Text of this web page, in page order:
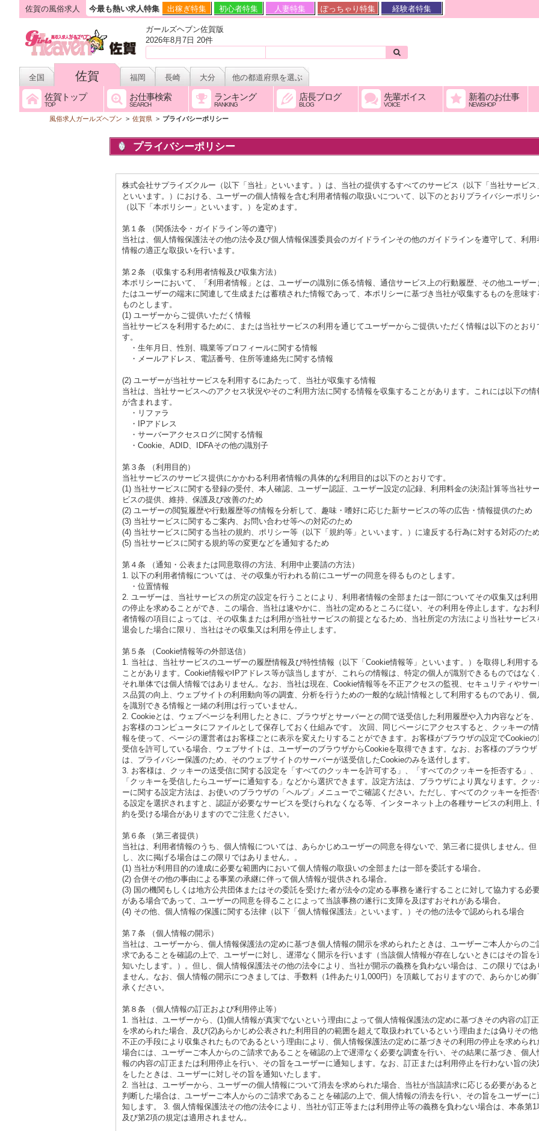
佐賀の風俗求人 今最も熱い求人特集 出稼ぎ特集 初心者特集 人妻特集 ぽっちゃり特集 経験者特集
ガールズヘブン佐賀版
2026年8月7日 20件
全国 佐賀 福岡 長崎 大分 他の都道府県を選ぶ
佐賀トップ
TOP
お仕事検索
SEARCH
ランキング
RANKING
店長ブログ
BLOG
先輩ボイス
VOICE
新着のお仕事
NEWSHOP
風俗求人ガールズヘブン > 佐賀県 > プライバシーポリシー
プライバシーポリシー
株式会社サプライズクルー（以下「当社」といいます。）は、当社の提供するすべてのサービス（以下「当社サービス
といいます。）における、ユーザーの個人情報を含む利用者情報の取扱いについて、以下のとおりプライバシーポリシ
（以下「本ポリシー」といいます。）を定めます。
第１条 （関係法令・ガイドライン等の遵守）
当社は、個人情報保護法その他の法令及び個人情報保護委員会のガイドラインその他のガイドラインを遵守して、利用
情報の適正な取扱いを行います。
第２条 （収集する利用者情報及び収集方法）
本ポリシーにおいて、「利用者情報」とは、ユーザーの識別に係る情報、通信サービス上の行動履歴、その他ユーザー
たはユーザーの端末に関連して生成または蓄積された情報であって、本ポリシーに基づき当社が収集するものを意味す
ものとします。
(1) ユーザーからご提供いただく情報
当社サービスを利用するために、または当社サービスの利用を通じてユーザーからご提供いただく情報は以下のとおり
す。
・生年月日、性別、職業等プロフィールに関する情報
・メールアドレス、電話番号、住所等連絡先に関する情報
(2) ユーザーが当社サービスを利用するにあたって、当社が収集する情報
当社は、当社サービスへのアクセス状況やそのご利用方法に関する情報を収集することがあります。これには以下の情
が含まれます。
・リファラ
・IPアドレス
・サーバーアクセスログに関する情報
・Cookie、ADID、IDFAその他の識別子
第３条 （利用目的）
当社サービスのサービス提供にかかわる利用者情報の具体的な利用目的は以下のとおりです。
(1) 当社サービスに関する登録の受付、本人確認、ユーザー認証、ユーザー設定の記録、利用料金の決済計算等当社サー
ビスの提供、維持、保護及び改善のため
(2) ユーザーの閲覧履歴や行動履歴等の情報を分析して、趣味・嗜好に応じた新サービスの等の広告・情報提供のため
(3) 当社サービスに関するご案内、お問い合わせ等への対応のため
(4) 当社サービスに関する当社の規約、ポリシー等（以下「規約等」といいます。）に違反する行為に対する対応のため
(5) 当社サービスに関する規約等の変更などを通知するため
第４条 （通知・公表または同意取得の方法、利用中止要請の方法）
1. 以下の利用者情報については、その収集が行われる前にユーザーの同意を得るものとします。
・位置情報
2. ユーザーは、当社サービスの所定の設定を行うことにより、利用者情報の全部または一部についてその収集又は利用
の停止を求めることができ、この場合、当社は速やかに、当社の定めるところに従い、その利用を停止します。なお利
者情報の項目によっては、その収集または利用が当社サービスの前提となるため、当社所定の方法により当社サービス
退会した場合に限り、当社はその収集又は利用を停止します。
第５条 （Cookie情報等の外部送信）
1. 当社は、当社サービスのユーザーの履歴情報及び特性情報（以下「Cookie情報等」といいます。）を取得し利用する
ことがあります。Cookie情報やIPアドレス等が該当しますが、これらの情報は、特定の個人が識別できるものではなく
それ単体では個人情報ではありません。なお、当社は現在、Cookie情報等を不正アクセスの監視、セキュリティやサー
ス品質の向上、ウェブサイトの利用動向等の調査、分析を行うための一般的な統計情報として利用するものであり、個
を識別できる情報と一緒の利用は行っていません。
2. Cookieとは、ウェブページを利用したときに、ブラウザとサーバーとの間で送受信した利用履歴や入力内容などを、
お客様のコンピュータにファイルとして保存しておく仕組みです。 次回、同じページにアクセスすると、クッキーの情
報を使って、ページの運営者はお客様ごとに表示を変えたりすることができます。お客様がブラウザの設定でCookieの
受信を許可している場合、ウェブサイトは、ユーザーのブラウザからCookieを取得できます。なお、お客様のブラウザ
は、プライバシー保護のため、そのウェブサイトのサーバーが送受信したCookieのみを送付します。
3. お客様は、クッキーの送受信に関する設定を「すべてのクッキーを許可する」、「すべてのクッキーを拒否する」、
「クッキーを受信したらユーザーに通知する」などから選択できます。設定方法は、ブラウザにより異なります。クッ
ーに関する設定方法は、お使いのブラウザの「ヘルプ」メニューでご確認ください。ただし、すべてのクッキーを拒否
る設定を選択されますと、認証が必要なサービスを受けられなくなる等、インターネット上の各種サービスの利用上、
約を受ける場合がありますのでご注意ください。
第６条 （第三者提供）
当社は、利用者情報のうち、個人情報については、あらかじめユーザーの同意を得ないで、第三者に提供しません。但
し、次に掲げる場合はこの限りではありません。。
(1) 当社が利用目的の達成に必要な範囲内において個人情報の取扱いの全部または一部を委託する場合。
(2) 合併その他の事由による事業の承継に伴って個人情報が提供される場合。
(3) 国の機関もしくは地方公共団体またはその委託を受けた者が法令の定める事務を遂行することに対して協力する必
がある場合であって、ユーザーの同意を得ることによって当該事務の遂行に支障を及ぼすおそれがある場合。
(4) その他、個人情報の保護に関する法律（以下「個人情報保護法」といいます。）その他の法令で認められる場合
第７条 （個人情報の開示）
当社は、ユーザーから、個人情報保護法の定めに基づき個人情報の開示を求められたときは、ユーザーご本人からのご
求であることを確認の上で、ユーザーに対し、遅滞なく開示を行います（当該個人情報が存在しないときにはその旨を
知いたします。）。但し、個人情報保護法その他の法令により、当社が開示の義務を負わない場合は、この限りではあ
ません。なお、個人情報の開示につきましては、手数料（1件あたり1,000円）を頂戴しておりますので、あらかじめ御
承ください。
第８条 （個人情報の訂正および利用停止等）
1. 当社は、ユーザーから、(1)個人情報が真実でないという理由によって個人情報保護法の定めに基づきその内容の訂正
を求められた場合、及び(2)あらかじめ公表された利用目的の範囲を超えて取扱われているという理由または偽りその他
不正の手段により収集されたものであるという理由により、個人情報保護法の定めに基づきその利用の停止を求められ
場合には、ユーザーご本人からのご請求であることを確認の上で遅滞なく必要な調査を行い、その結果に基づき、個人
報の内容の訂正または利用停止を行い、その旨をユーザーに通知します。なお、訂正または利用停止を行わない旨の決
をしたときは、ユーザーに対しその旨を通知いたします。
2. 当社は、ユーザーから、ユーザーの個人情報について消去を求められた場合、当社が当該請求に応じる必要があると
判断した場合は、ユーザーご本人からのご請求であることを確認の上で、個人情報の消去を行い、その旨をユーザーに
知します。 3. 個人情報保護法その他の法令により、当社が訂正等または利用停止等の義務を負わない場合は、本条第1
及び第2項の規定は適用されません。